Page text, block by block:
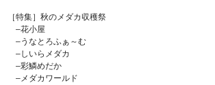
［特集］秋のメダカ収穫祭
–花小屋
–うなとろふぁ～む
–しいらメダカ
–彩鱗めだか
–メダカワールド